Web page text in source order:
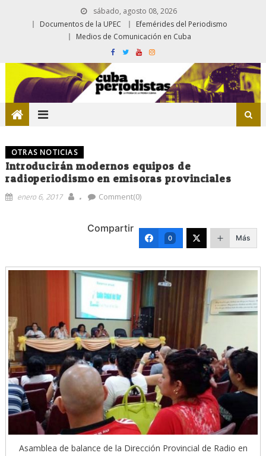
sábado, agosto 08, 2026
Documentos de la UPEC
Efemérides del Periodismo
Medios de Comunicación en Cuba
OTRAS NOTICIAS
Introducirán modernos equipos de
radioperiodismo en emisoras provinciales
enero 6, 2017 . Comment(0)
Compartir
0 Más
Asamblea de balance de la Dirección Provincial de Radio en